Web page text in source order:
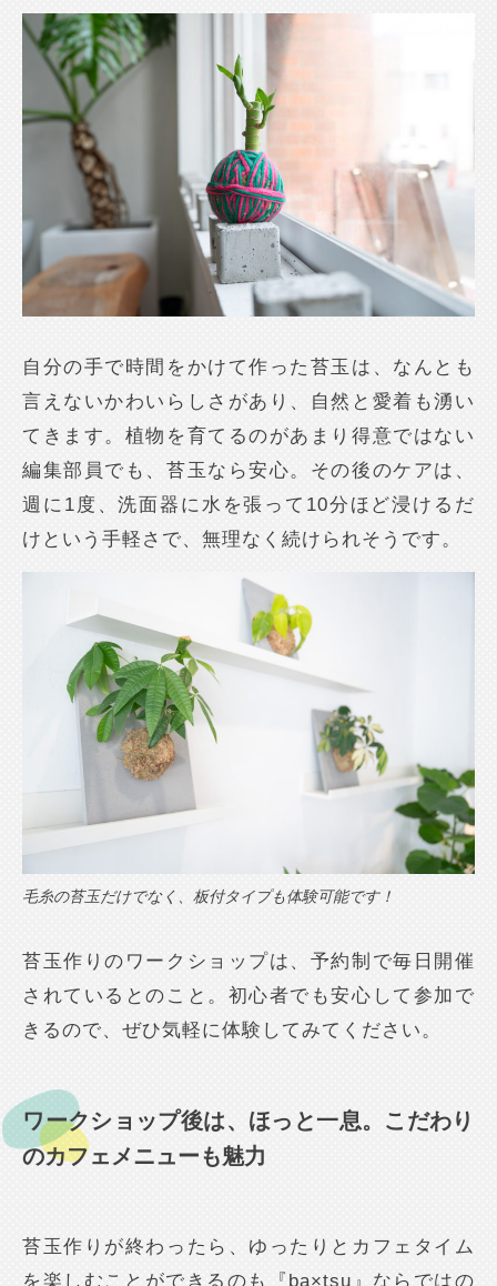
自分の手で時間をかけて作った苔玉は、なんとも
言えないかわいらしさがあり、自然と愛着も湧い
てきます。植物を育てるのがあまり得意ではない
編集部員でも、苔玉なら安心。その後のケアは、
週に1度、洗面器に水を張って10分ほど浸けるだ
けという手軽さで、無理なく続けられそうです。
毛糸の苔玉だけでなく、板付タイプも体験可能です！
苔玉作りのワークショップは、予約制で毎日開催
されているとのこと。初心者でも安心して参加で
きるので、ぜひ気軽に体験してみてください。
ワークショップ後は、ほっと一息。こだわり
のカフェメニューも魅力
苔玉作りが終わったら、ゆったりとカフェタイム
を楽しむことができるのも『ba×tsu』ならではの